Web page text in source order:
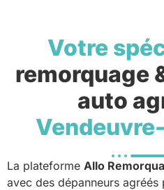
Votre
remorquage
auto
La plateforme Allo
avec des dépanneurs